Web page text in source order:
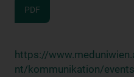
PDF
https://
nt/kommunikation/